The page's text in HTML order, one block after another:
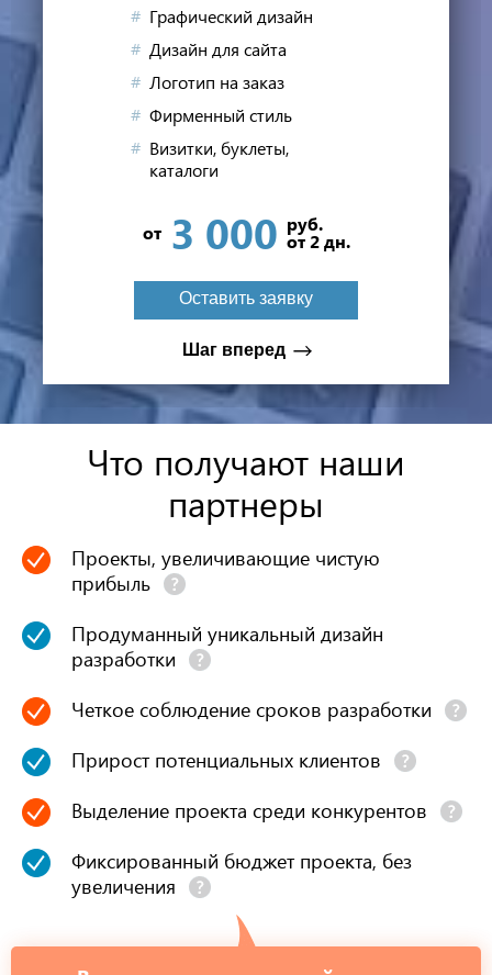
Графический дизайн
Дизайн для сайта
Логотип на заказ
Фирменный стиль
Визитки, буклеты,
каталоги
от 3 000 руб.
от 2 дн.
Оставить заявку
Шаг вперед
к успеху
50визиток
при заказе логотипа*
Оставить заявку
Мне не нужна скидка
Что получают наши
партнеры
Проекты, увеличивающие чистую
прибыль
Продуманный уникальный дизайн
разработки
Четкое соблюдение сроков разработки
Прирост потенциальных клиентов
Выделение проекта среди конкурентов
Фиксированный бюджет проекта, без
увеличения